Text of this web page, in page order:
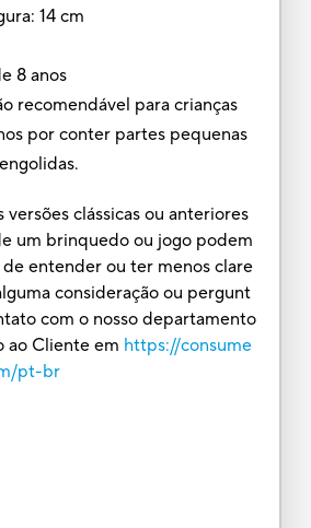
14 cm
8 anos
recomendável para crianças
por conter partes pequenas
versões clássicas ou anteriores
um brinquedo ou jogo podem
entender ou ter menos clare
consideração ou pergunt
com o nosso departamento
ao Cliente em https://consume
pt-br